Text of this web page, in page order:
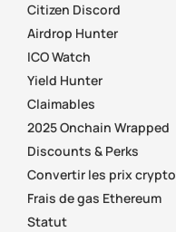
Citizen Discord
Airdrop Hunter
ICO Watch
Yield Hunter
Claimables
2025 Onchain Wrapped
Discounts & Perks
Convertir les prix crypto
Frais de gas Ethereum
Statut